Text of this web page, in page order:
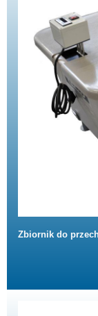
Zbiornik do